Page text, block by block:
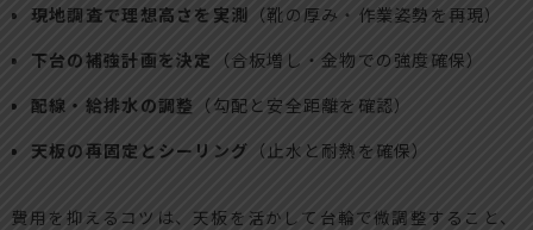
現地調査で理想高さを実測 （靴の厚み・作業姿勢を再現）
下台の補強計画を決定
（合板増し・金物での強度確保）
配線・給排水の調整 （勾配と安全距離を確認）
天板の再固定とシーリング （止水と耐熱を確保）
費用を抑えるコツは、天板を活かして台輪で微調整すること、